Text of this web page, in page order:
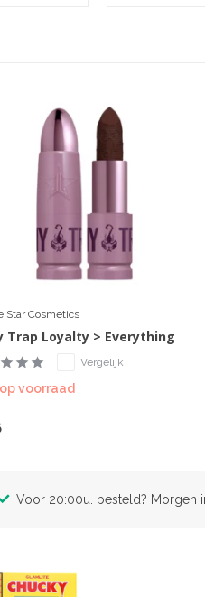
Star Cosmetics
Trap Loyalty > Everything
Vergelijk
voorraad
Voor 20:00u. besteld? Morgen